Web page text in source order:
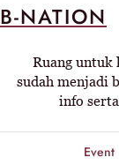
B-NATION
Ruang untuk
sudah menjadi
info
Event